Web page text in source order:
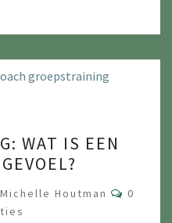
IS
WAT IS EEN
Michelle Houtman
0